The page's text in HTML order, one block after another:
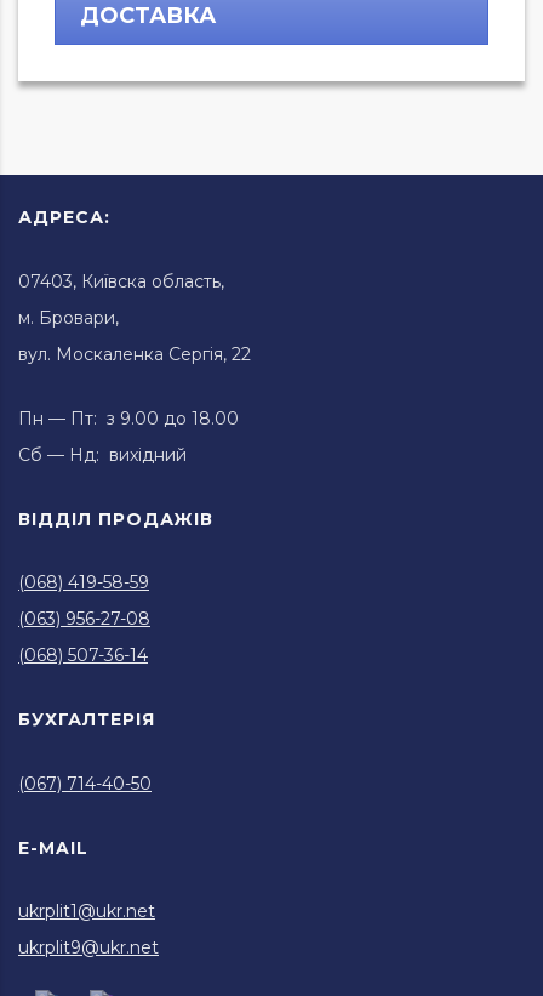
ДОСТАВКА
АДРЕСА:
07403, Київска область,
м. Бровари,
вул. Москаленка Сергія, 22
Пн — Пт: з 9.00 до 18.00
Сб — Нд: вихідний
ВІДДІЛ ПРОДАЖІВ
(068) 419-58-59
(063) 956-27-08
(068) 507-36-14
БУХГАЛТЕРІЯ
(067) 714-40-50
E-MAIL
ukrplit1@ukr.net
ukrplit9@ukr.net